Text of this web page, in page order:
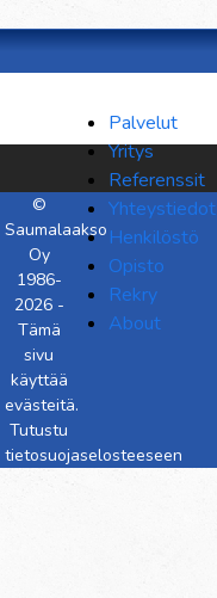
Palvelut
Yritys
Referenssit
Yhteystiedot
Henkilöstö
Opisto
Rekry
About
©
Saumalaakso
Oy
1986-
2026 -
Tämä
sivu
käyttää
evästeitä.
Tutustu
tietosuojaselosteeseen